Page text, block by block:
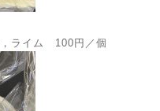
ライム 100円／個